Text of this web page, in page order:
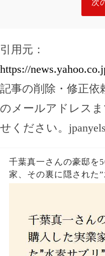
次
引用元：
https://
記事の削除・修正
のメールアドレス
せください。
千葉真一さんの豪邸を
家、その裏に隠された